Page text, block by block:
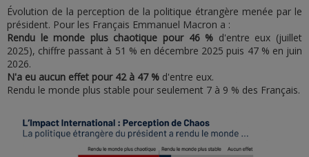
Évolution de la perception de la politique étrangère menée par le
président. Pour les Français Emmanuel Macron a :
Rendu le monde plus chaotique pour 46 % d'entre eux (juillet
2025), chiffre passant à 51 % en décembre 2025 puis 47 % en juin
2026.
N'a eu aucun effet pour 42 à 47 % d'entre eux.
Rendu le monde plus stable pour seulement 7 à 9 % des Français.